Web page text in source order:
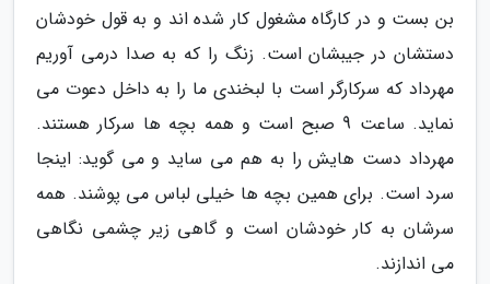
بن بست و در کارگاه مشغول کار شده اند و به قول خودشان
دستشان در جیبشان است. زنگ را که به صدا درمی آوریم
مهرداد که سرکارگر است با لبخندی ما را به داخل دعوت می
نماید. ساعت 9 صبح است و همه بچه ها سرکار هستند.
مهرداد دست هایش را به هم می ساید و می گوید: اینجا
سرد است. برای همین بچه ها خیلی لباس می پوشند. همه
سرشان به کار خودشان است و گاهی زیر چشمی نگاهی
می اندازند.